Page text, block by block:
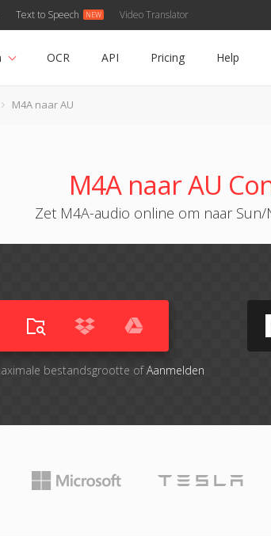
Text to Speech Video Translator
OCR API Pricing Help
M4A naar AU
M4A naar AU
Zet M4A-audio online om naar Sun/
bestandsgrootte ofAanmelden